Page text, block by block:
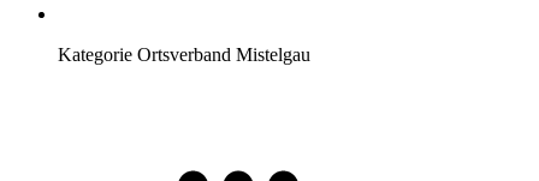
Kategorie Ortsverband Mistelgau